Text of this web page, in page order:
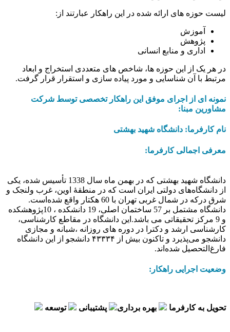
لیست حوزه های ارائه شده در این راهکار عبارتند از:
آموزش
پژوهش
اداری و منابع انسانی
در هر یک از این حوزه ها، شاخص های متعددی استخراج و ابعاد
مرتبط با آن شناسایی و مورد پیاده سازی و استقرار قرار گرفت.
نمونه ای از اجرای موفق این راهکار تخصصی توسط شرکت
مشاورین مبنا:
نام کارفرما: دانشگاه شهید بهشتی
معرفی اجمالی کارفرما:
دانشگاه شهید بهشتی که در بهمن ماه سال 1338 تأسيس شده، یکی
از دانشگاه‌های دولتی ایران است که در منطقهٔ اوین، غرب ولنجک و
شرق درکه در شمال غربی تهران با 60 هکتار واقع شده‌است.
دانشگاه مشتمل بر 57 ساختمان اصلی، 19 دانشکده ، 10پژوهشکده
و 9 مرکز تحقیقاتی می باشد.این دانشگاه در مقاطع کارشناسی،
کارشناسی ارشد و دکترا در دوره های روزانه ،شبانه و مجازی
دانشجو می‌پذیرد و تاکنون بیش از ۴۳۳۳۴ دانشجو از این دانشگاه
فارغ‌التحصیل شده‌اند.
وضعیت اجرایی راهکار:
تحویل به کارفرما بهره برداری پشتیبانی توسعه